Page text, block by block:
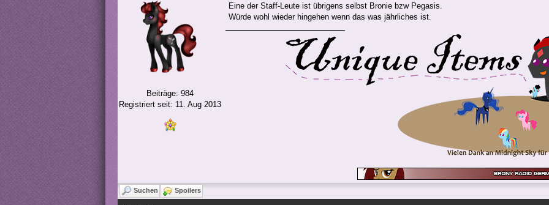
Beiträge: 984
Registriert seit: 11. Aug 2013
Eine der Staff-Leute ist übrigens selbst Bronie bzw Pegasis.
Würde wohl wieder hingehen wenn das was jährliches ist.
Suchen Spoilers